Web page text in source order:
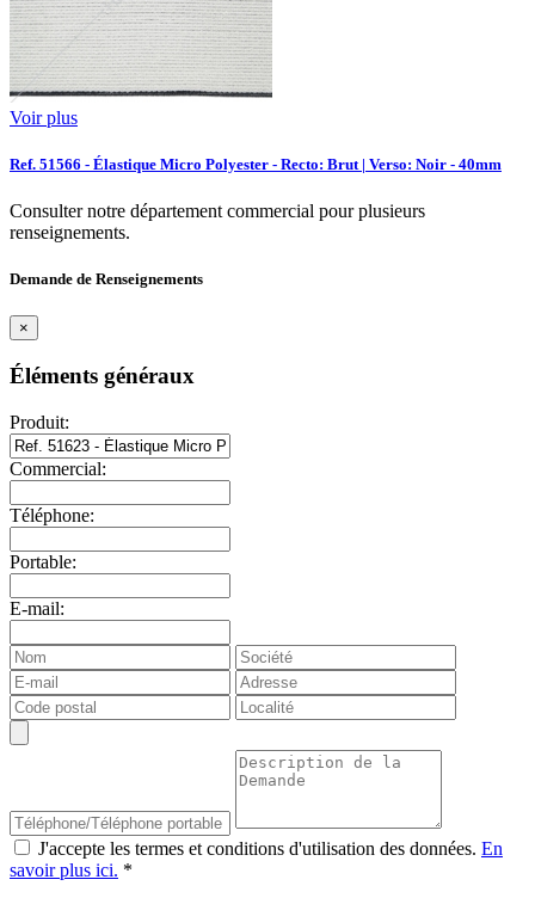
Voir plus
Ref. 51566 - Élastique Micro Polyester - Recto: Brut | Verso: Noir - 40mm
Consulter notre département commercial pour plusieurs
renseignements.
Demande de Renseignements
×
Éléments généraux
Produit:
Commercial:
Téléphone:
Portable:
E-mail:
J'accepte les termes et conditions d'utilisation des données. En
savoir plus ici. *